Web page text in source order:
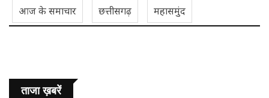
आज के समाचार छत्तीसगढ़ महासमुंद
ताजा ख़बरें